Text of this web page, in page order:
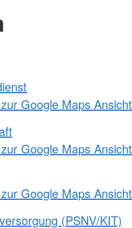
Google Maps Ansicht
Google Maps Ansicht
Google Maps Ansicht
(PSNV/KIT)